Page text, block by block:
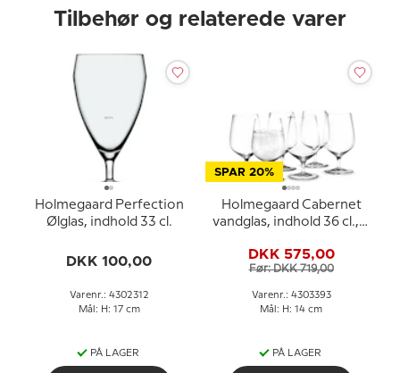
Tilbehør og relaterede varer
Holmegaard Perfection
Ølglas, indhold 33 cl.
DKK 100,00
Varenr.: 4302312
Mål: H: 17 cm
PÅ LAGER
SPAR 20%
Holmegaard Cabernet
vandglas, indhold 36 cl., 6
DKK 575,00
Før: DKK 719,00
Varenr.: 4303393
Mål: H: 14 cm
PÅ LAGER